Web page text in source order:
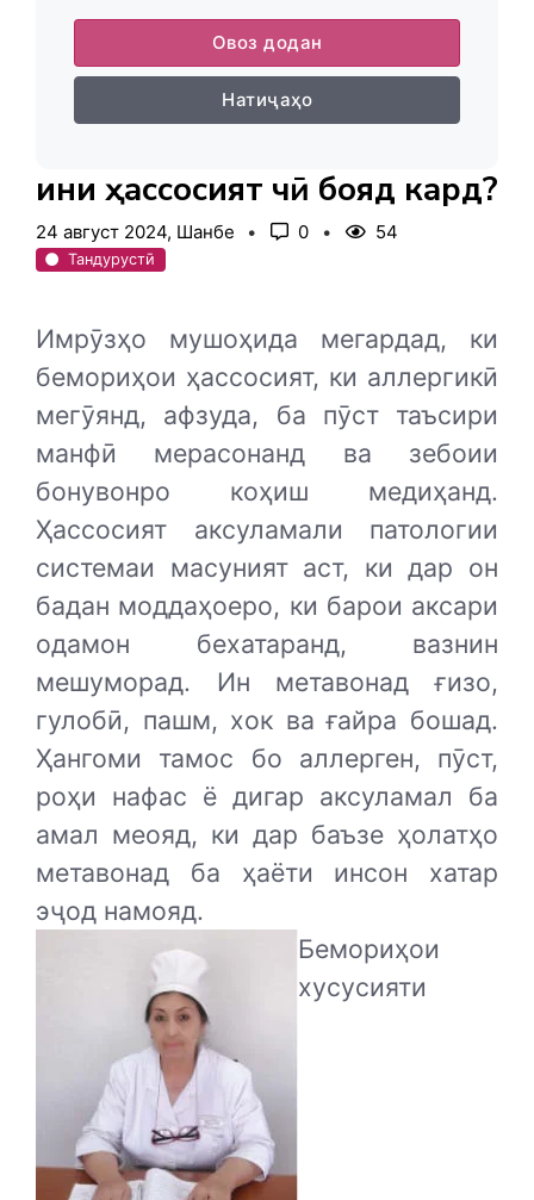
Овоз додан
Натиҷаҳо
Ҳини ҳассосият чӣ бояд кард?
24 август 2024, Шанбе 0 54
Тандурустӣ
Имрӯзҳо мушоҳида мегардад, ки
бемориҳои ҳассосият, ки аллергикӣ
мегӯянд, афзуда, ба пӯст таъсири
манфӣ мерасонанд ва зебоии
бонувонро коҳиш медиҳанд.
Ҳассосият аксуламали патологии
системаи масуният аст, ки дар он
бадан моддаҳоеро, ки барои аксари
одамон бехатаранд, вазнин
мешуморад. Ин метавонад ғизо,
гулобӣ, пашм, хок ва ғайра бошад.
Ҳангоми тамос бо аллерген, пӯст,
роҳи нафас ё дигар аксуламал ба
амал меояд, ки дар баъзе ҳолатҳо
метавонад ба ҳаёти инсон хатар
эҷод намояд.
Бемориҳои
хусусияти